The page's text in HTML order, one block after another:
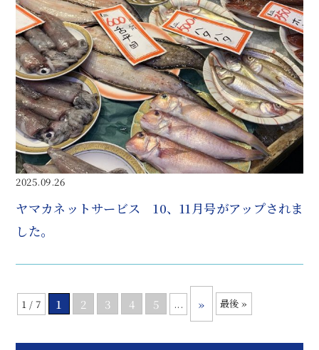
2025.09.26
ヤマカネットサービス 10、11月号がアップされま
した。
1 / 7 1 2 3 4 5 ... » 最後 »